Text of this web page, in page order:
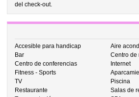
del check-out.
Accesible para handicap Aire
Bar
Centro de
Centro de conferencias
Internet
Fitness - Sports
TV
Piscina
Restaurante
Salas de